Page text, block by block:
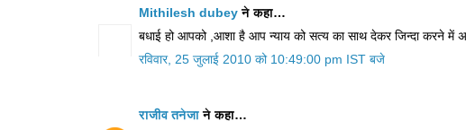
Mithilesh dubeyने कहा…
बधाई हो आपको ,आशा है आप न्याय को सत्य का साथ देकर जिन्दा करने में
रविवार, 25 जुलाई 2010 को 10:49:00 pm IST बजे
राजीव तनेजाने कहा…